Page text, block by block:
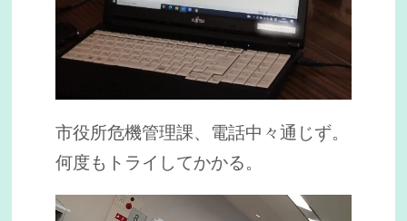
市役所危機管理課、電話中々通じず。
何度もトライしてかかる。